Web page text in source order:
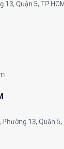
13, Quận 5, TP HCM
13, Quận 5,